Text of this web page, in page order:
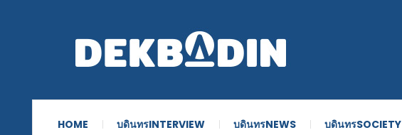
HOME บดินทรINTERVIEW บดินทรNEWS บดินทรSOCIETY